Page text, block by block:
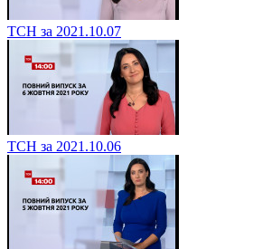
ТСН за 2021.10.07
ТСН за 2021.10.06